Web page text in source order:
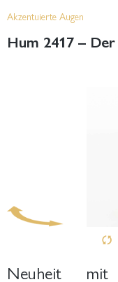
Akzentuierte Augen
Hum 2417 –
Neuheit